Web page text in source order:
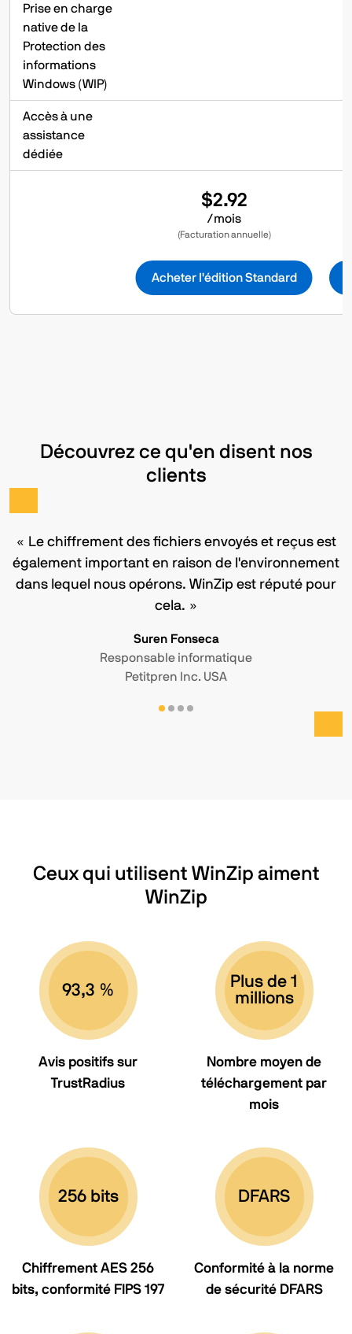
Prise en charge
native de la
Protection des
informations
Windows (WIP)
Accès à une
assistance
dédiée
$2.92
/mois
(Facturation annuelle)
Acheter l'édition Standard
Découvrez ce qu'en disent nos
clients
« Le chiffrement des fichiers envoyés et reçus est
également important en raison de l'environnement
dans lequel nous opérons. WinZip est réputé pour
cela. »
Suren Fonseca
Responsable informatique
Petitpren Inc. USA
Ceux qui utilisent WinZip aiment
WinZip
93,3 %
Avis positifs sur
TrustRadius
Plus de 1
millions
Nombre moyen de
téléchargement par
mois
256 bits
Chiffrement AES 256
bits, conformité FIPS 197
DFARS
Conformité à la norme
de sécuritéDFARS